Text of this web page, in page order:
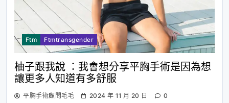
Ftm Ftmtransgender
柚子跟我說 ：我會想分享平胸手術是因為想
讓更多人知道有多舒服
平胸手術顧問毛毛 2024 年 11 月 20 日 0